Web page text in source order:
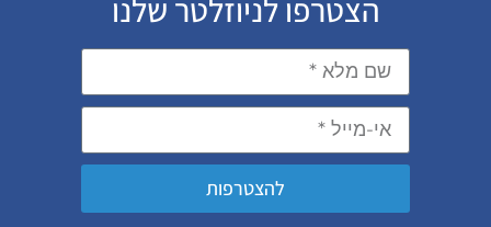
הצטרפו לניוזלטר שלנו
להצטרפות